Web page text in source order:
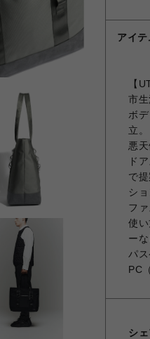
アイ
【
市
ボ
立
悪
ド
で
シ
フ
使
ー
パ
PC
シ